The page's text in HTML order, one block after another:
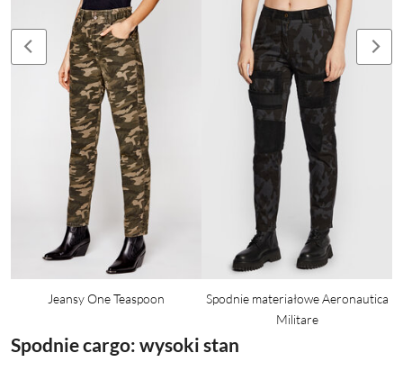
Jeansy One Teaspoon
Spodnie materiałowe Aeronautica
Militare
Spodnie cargo: wysoki stan